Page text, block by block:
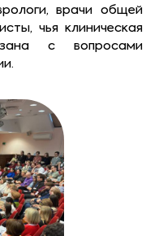
врачи общей
чья клиническая
с вопросами